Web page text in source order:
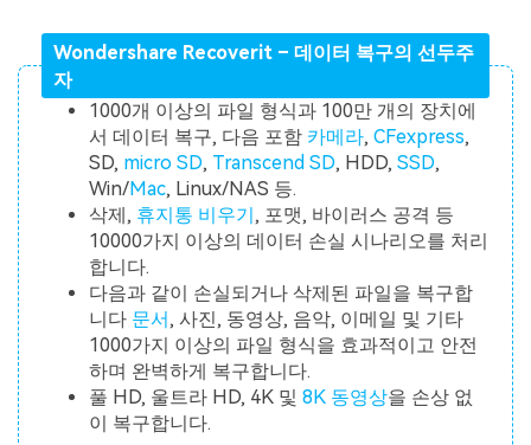
Wondershare Recoverit – 데이터 복구의 선두주
자
1000개 이상의 파일 형식과 100만 개의 장치에
서 데이터 복구, 다음 포함 카메라,CFexpress,
SD, micro SD, Transcend SD, HDD,SSD,
Win/Mac, Linux/NAS 등.
삭제, 휴지통 비우기, 포맷, 바이러스 공격 등
10000가지 이상의 데이터 손실 시나리오를 처리
합니다.
다음과 같이 손실되거나 삭제된 파일을 복구합
니다 문서, 사진, 동영상, 음악, 이메일 및 기타
1000가지 이상의 파일 형식을 효과적이고 안전
하며 완벽하게 복구합니다.
풀 HD, 울트라 HD, 4K 및8K 동영상을 손상 없
이 복구합니다.